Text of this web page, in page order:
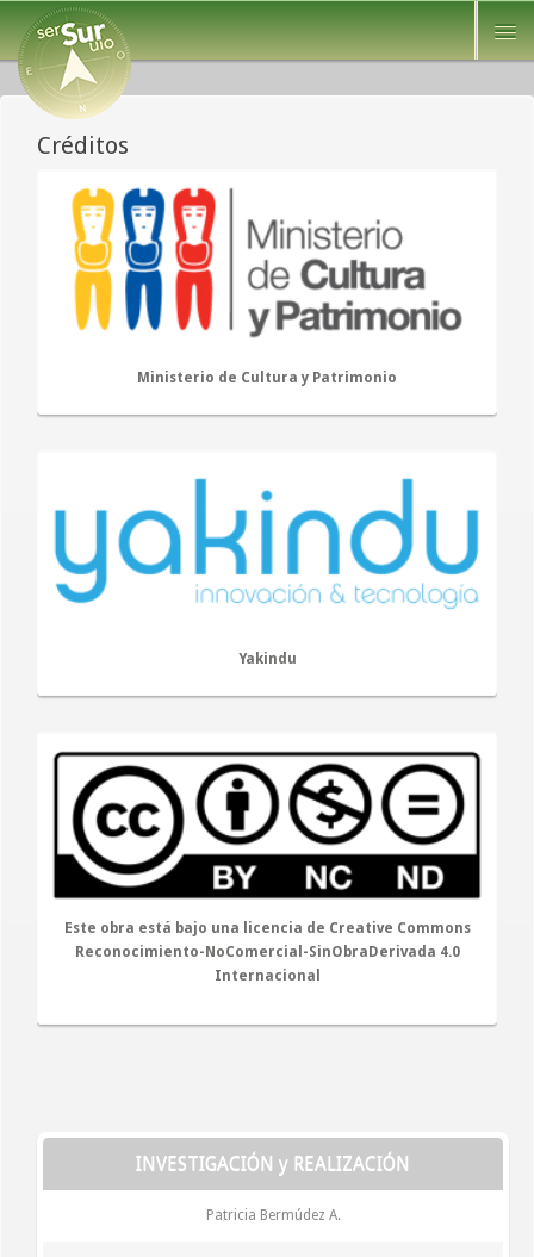
Créditos
Ministerio de Cultura y Patrimonio
Yakindu
Este obra está bajo una
licencia de Creative Commons
Reconocimiento-NoComercial-SinObraDerivada 4.0
Internacional
INVESTIGACIÓN y REALIZACIÓN
Patricia Bermúdez A.